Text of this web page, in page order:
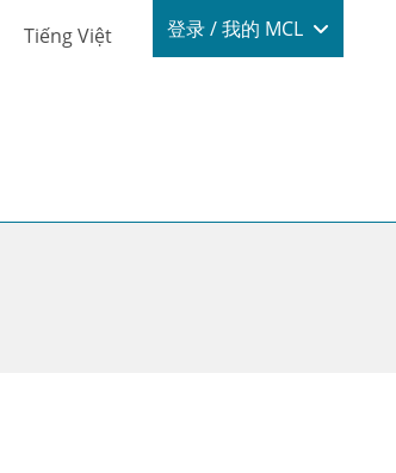
Tiếng Việt Login / My
登录 / 我的 MCL